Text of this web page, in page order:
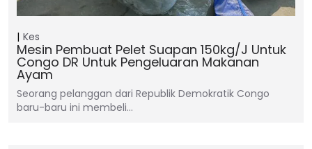
Kes
Mesin Pembuat Pelet Suapan 150kg/j Untuk
Congo DR Untuk Pengeluaran Makanan
Ayam
Seorang pelanggan dari Republik Demokratik Congo
baru-baru ini membeli…